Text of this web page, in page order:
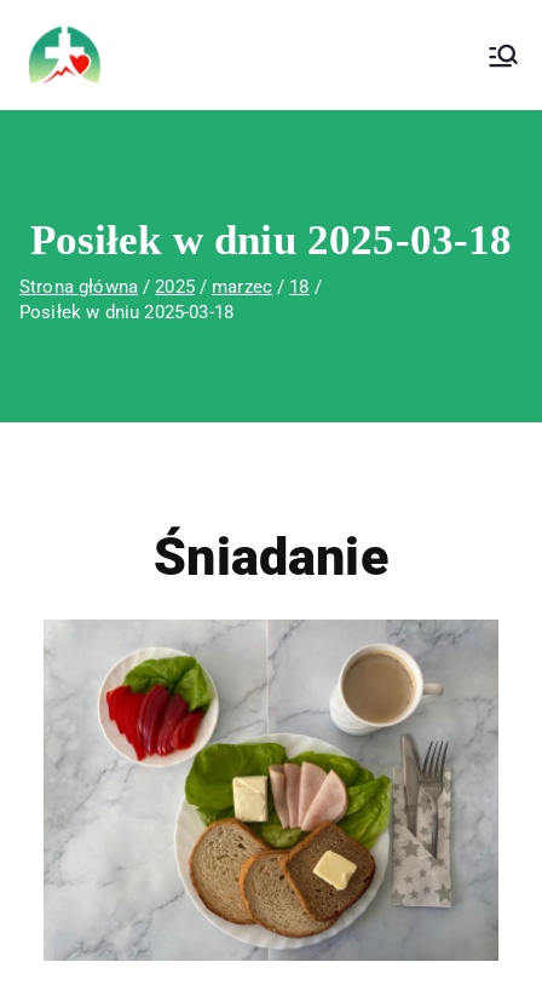
Wojewódzki Szpital Specjalistyczny im.
Św. Rafała w Czerwonej Górze
Posiłek w dniu 2025-03-18
Strona główna 2025 marzec
18
Posiłek w dniu 2025-03-18
Śniadanie